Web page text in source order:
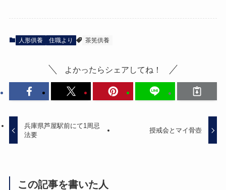
人形供養 住職より 茶筅供養
よかったらシェアしてね！
兵庫県芦屋駅前にて1周忌
法要
授戒会とマイ骨壺
この記事を書いた人